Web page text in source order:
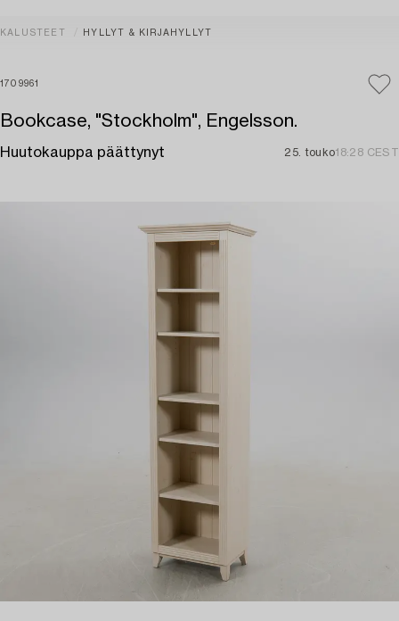
KALUSTEET HYLLYT & KIRJAHYLLYT
1709961
Bookcase, "Stockholm", Engelsson.
Huutokauppa päättynyt 25. touko18:28 CEST